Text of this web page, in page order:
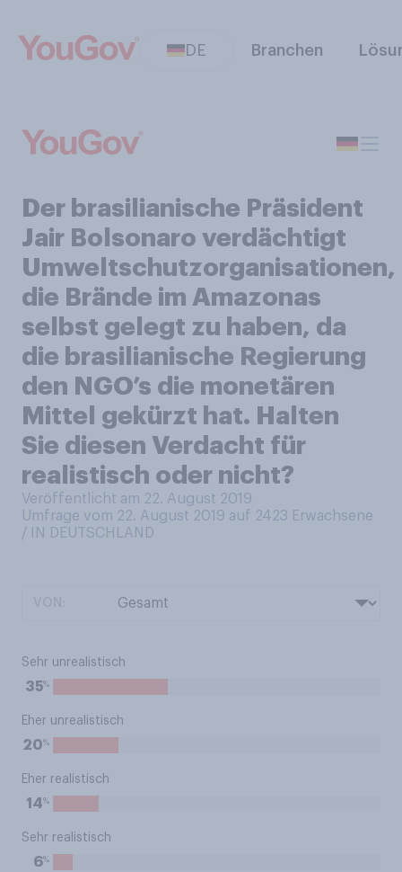
DE Branchen
Der brasilianische Präsident
Jair Bolsonaro verdächtigt
Umweltschutzorganisationen,
die Brände im Amazonas
selbst gelegt zu haben, da
die brasilianische Regierung
den NGO’s die monetären
Mittel gekürzt hat. Halten
Sie diesen Verdacht für
realistisch oder nicht?
Veröffentlicht am 22. August 2019
Umfrage vom 22. August 2019 auf 2423 Erwachsene
/ IN DEUTSCHLAND
Sehr unrealistisch
35%
Eher unrealistisch
20%
Eher realistisch
14%
Sehr realistisch
6%